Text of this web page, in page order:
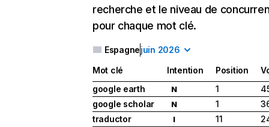
recherche et le niveau de
pour chaque mot clé.
Espagnejuin 2026
Mot clé Intention Position
google earth
N 1
google scholar
N 1
traductor
I 11